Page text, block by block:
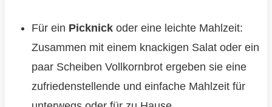
Für ein Picknickoder eine leichte Mahlzeit:
Zusammen mit einem knackigen Salat oder ein
paar Scheiben Vollkornbrot ergeben sie eine
zufriedenstellende und einfache Mahlzeit für